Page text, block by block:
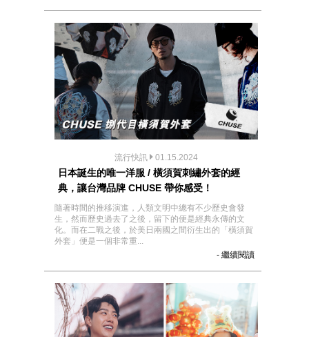
流行快訊 01.15.2024
日本誕生的唯一洋服 / 橫須賀刺繡外套的經
典，讓台灣品牌 CHUSE 帶你感受！
隨著時間的推移演進，人類文明中總有不少歷史會發
生，然而歷史過去了之後，留下的便是經典永傳的文
化。而在二戰之後，於美日兩國之間衍生出的「橫須賀
外套」便是一個非常重...
- 繼續閱讀